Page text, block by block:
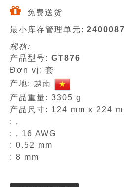
免费送货
最小库存管理单元:
规格:
产品型号: GT876
Đơn vị: 套
产地: 越南
产品重量: 3305 g
产品尺寸: 124 mm x 224
: ,
: , 16 AWG
: 0.52 mm
: 8 mm